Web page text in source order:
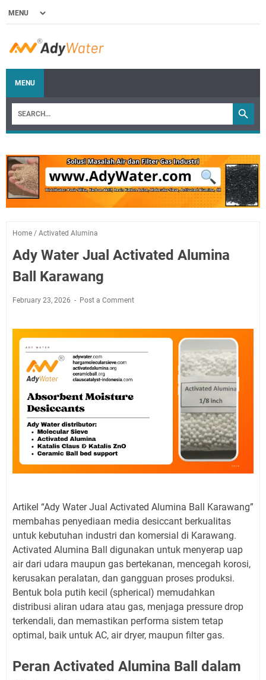
MENU
Home / Activated Alumina
Ady Water Jual Activated Alumina
Ball Karawang
February 23, 2026 Post a Comment
Artikel “Ady Water Jual Activated Alumina Ball Karawang”
membahas penyediaan media desiccant berkualitas
untuk kebutuhan industri dan komersial di Karawang.
Activated Alumina Ball digunakan untuk menyerap uap
air dari udara maupun gas bertekanan, mencegah korosi,
kerusakan peralatan, dan gangguan proses produksi.
Bentuk bola putih kecil (spherical) memudahkan
distribusi aliran udara atau gas, menjaga pressure drop
terkendali, dan memastikan performa sistem tetap
optimal, baik untuk AC, air dryer, maupun filter gas.
Peran Activated Alumina Ball dalam